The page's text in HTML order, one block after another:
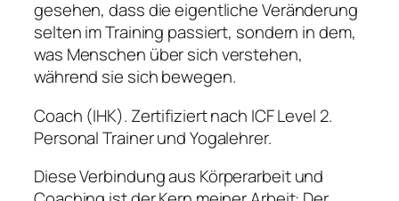
gesehen, dass die eigentliche Veränderung
selten im Training passiert, sondern in dem,
was Menschen über sich verstehen,
während sie sich bewegen.
Coach (IHK). Zertifiziert nach ICF Level 2.
Personal Trainer und Yogalehrer.
Diese Verbindung aus Körperarbeit und